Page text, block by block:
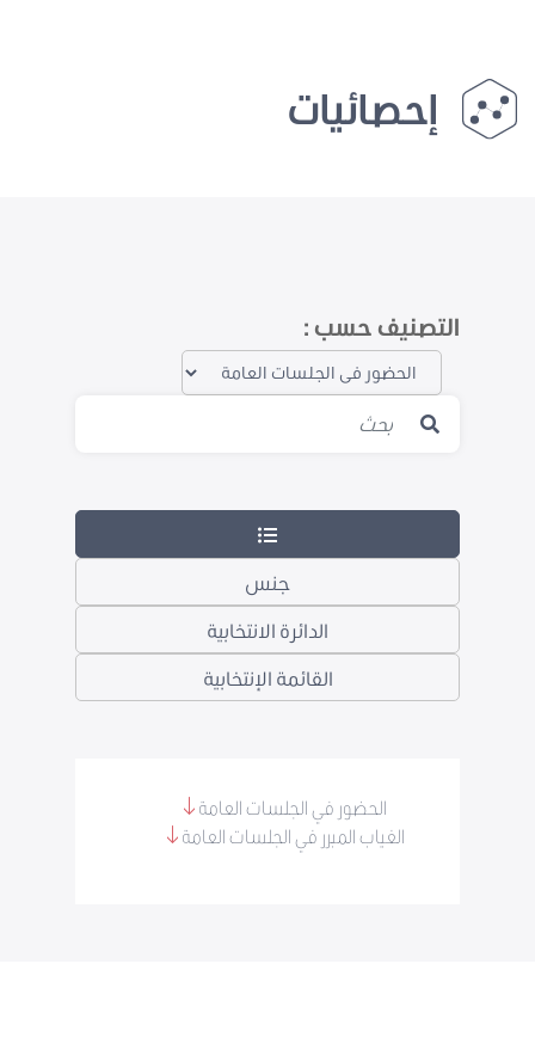
إحصائيات
التصنيف حسب :
جنس
الدائرة الانتخابية
القائمة الإنتخابية
الحضور في الجلسات العامة
الغياب المبرر في الجلسات العامة